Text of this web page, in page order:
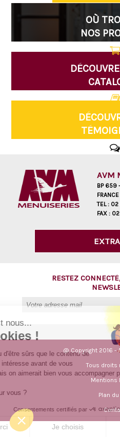
OÙ
NOS
AVM
BP 659
FRANCE
TEL : 02
FAX : 02
RESTEZ
@ Copyright 2016 -
Tous droits
Mentions
Plan
c'est nous...
Cookies !
attendu d'être sûrs que le contenu de
vous intéresse avant de vous
mais on aimerait bien vous
OK pour vous ?
Consentements certifiés par
Non merci Je choisis